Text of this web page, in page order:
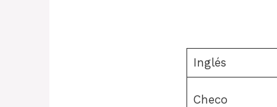
Inglés
Checo